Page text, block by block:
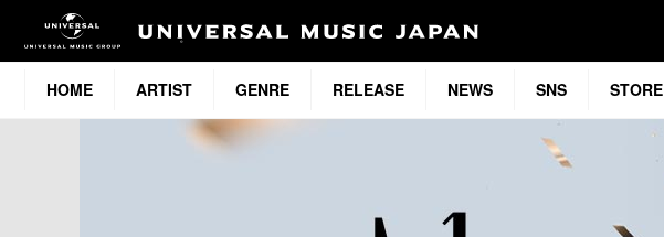
HOME ARTIST GENRE RELEASE NEWS SNS STORE